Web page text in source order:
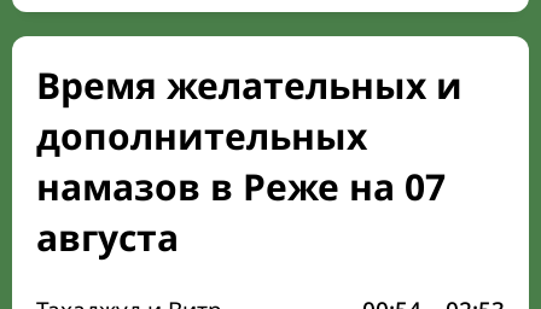
Время желательных и
дополнительных
намазов в Реже на 07
августа